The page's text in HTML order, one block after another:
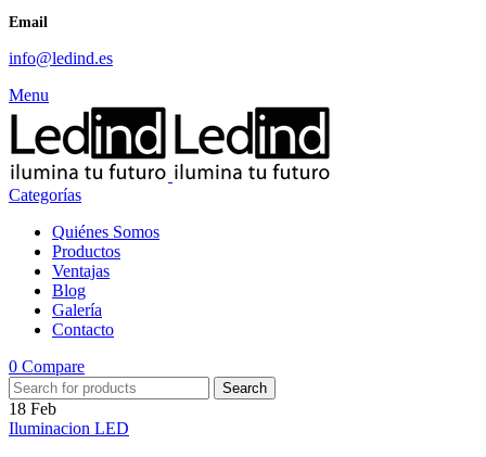
Email
info@ledind.es
Menu
Categorías
Quiénes Somos
Productos
Ventajas
Blog
Galería
Contacto
0 Compare
Search
18 Feb
Iluminacion LED